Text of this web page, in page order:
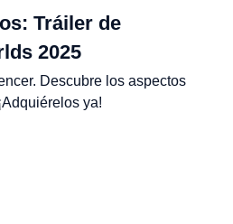
Tráiler de
2025
Descubre los aspectos
ya!